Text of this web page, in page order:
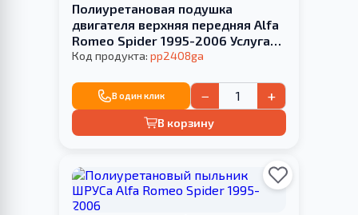
Полиуретановая подушка
двигателя верхняя передняя Alfa
Romeo Spider 1995-2006 Услуга
ПО ЗАМЕНЕ САЙЛЕНТБЛОКА
Код продукта: pp2408ga
В один клик − +
В корзину